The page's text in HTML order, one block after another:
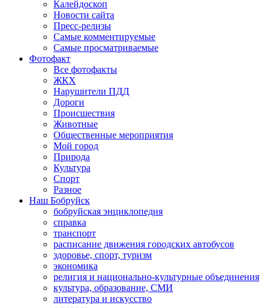
Калейдоскоп
Новости сайта
Пресс-релизы
Самые комментируемые
Самые просматриваемые
Фотофакт
Все фотофакты
ЖКХ
Нарушители ПДД
Дороги
Происшествия
Животные
Общественные мероприятия
Мой город
Природа
Культура
Спорт
Разное
Наш Бобруйск
бобруйская энциклопедия
справка
транспорт
расписание движения городских автобусов
здоровье, спорт, туризм
экономика
религия и национально-культурные объединения
культура, образование, СМИ
литература и искусство